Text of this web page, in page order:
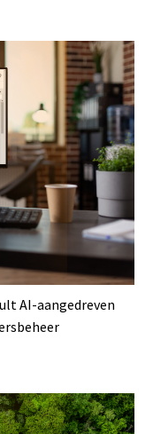
AI-aangedreven